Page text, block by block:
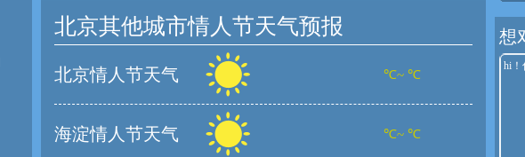
北京其他城市情人节天气预报
北京情人节天气 ℃~ ℃
海淀情人节天气 ℃~ ℃
想